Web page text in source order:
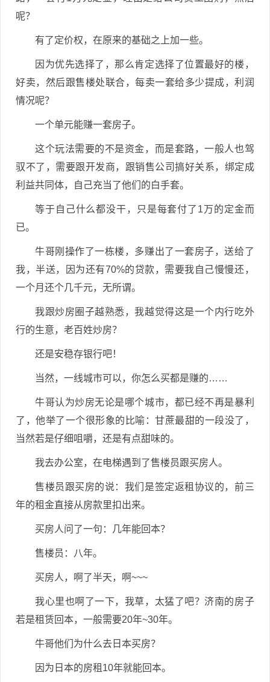
呢？
有了定价权，在原来的基础之上加一些。
因为优先选择了，那么肯定选择了位置最好的楼，
好卖，然后跟售楼处联合，每卖一套给多少提成，利润
情况呢？
一个单元能赚一套房子。
这个玩法需要的不是资金，而是套路，一般人也驾
驭不了，需要跟开发商，跟销售公司搞好关系，绑定成
利益共同体，自己充当了他们的白手套。
等于自己什么都没干，只是每套付了1万的定金而
已。
牛哥刚操作了一栋楼，多赚出了一套房子，送给了
我，半送，因为还有70%的贷款，需要我自己慢慢还，
一个月还个几千元，无所谓。
我跟炒房圈子越熟悉，我越觉得这是一个内行吃外
行的生意，老百姓炒房？
还是安稳存银行吧！
当然，一线城市可以，你怎么买都是赚的……
牛哥认为炒房无论是哪个城市，都已经不再是暴利
了，他举了一个很形象的比喻：甘蔗最甜的一段没了，
当然若是仔细咀嚼，还是有点甜味的。
我去办公室，在电梯遇到了售楼员跟买房人。
售楼员跟买房的说：我们是签定返租协议的，前三
年的租金直接从房款里扣出来。
买房人问了一句：几年能回本？
售楼员：八年。
买房人，啊了半天，啊~~~
我心里也啊了一下，我草，太猛了吧？济南的房子
若是租赁回本，一般需要20年~30年。
牛哥他们为什么去日本买房？
因为日本的房租10年就能回本。